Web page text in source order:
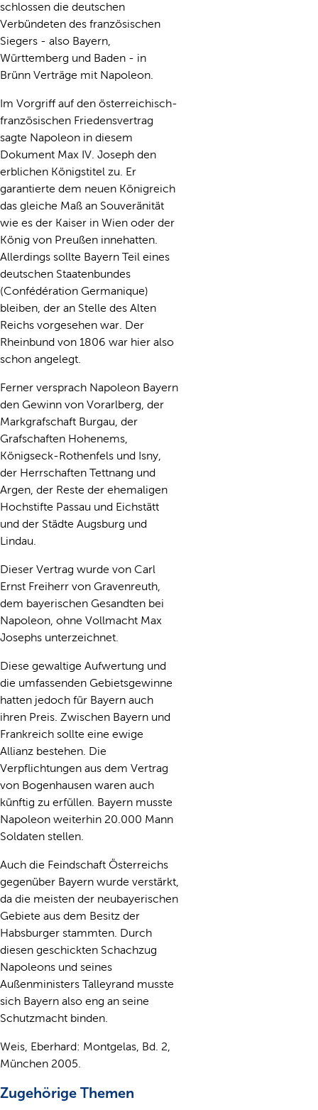
schlossen die deutschen
Verbündeten des französischen
Siegers - also Bayern,
Württemberg und Baden - in
Brünn Verträge mit Napoleon.
Im Vorgriff auf den österreichisch-
französischen Friedensvertrag
sagte Napoleon in diesem
Dokument Max IV. Joseph den
erblichen Königstitel zu. Er
garantierte dem neuen Königreich
das gleiche Maß an Souveränität
wie es der Kaiser in Wien oder der
König von Preußen innehatten.
Allerdings sollte Bayern Teil eines
deutschen Staatenbundes
(Confédération Germanique)
bleiben, der an Stelle des Alten
Reichs vorgesehen war. Der
Rheinbund von 1806 war hier also
schon angelegt.
Ferner versprach Napoleon Bayern
den Gewinn von Vorarlberg, der
Markgrafschaft Burgau, der
Grafschaften Hohenems,
Königseck-Rothenfels und Isny,
der Herrschaften Tettnang und
Argen, der Reste der ehemaligen
Hochstifte Passau und Eichstätt
und der Städte Augsburg und
Lindau.
Dieser Vertrag wurde von Carl
Ernst Freiherr von Gravenreuth,
dem bayerischen Gesandten bei
Napoleon, ohne Vollmacht Max
Josephs unterzeichnet.
Diese gewaltige Aufwertung und
die umfassenden Gebietsgewinne
hatten jedoch für Bayern auch
ihren Preis. Zwischen Bayern und
Frankreich sollte eine ewige
Allianz bestehen. Die
Verpflichtungen aus dem Vertrag
von Bogenhausen waren auch
künftig zu erfüllen. Bayern musste
Napoleon weiterhin 20.000 Mann
Soldaten stellen.
Auch die Feindschaft Österreichs
gegenüber Bayern wurde verstärkt,
da die meisten der neubayerischen
Gebiete aus dem Besitz der
Habsburger stammten. Durch
diesen geschickten Schachzug
Napoleons und seines
Außenministers Talleyrand musste
sich Bayern also eng an seine
Schutzmacht binden.
Weis, Eberhard: Montgelas, Bd. 2,
München 2005.
Zugehörige Themen